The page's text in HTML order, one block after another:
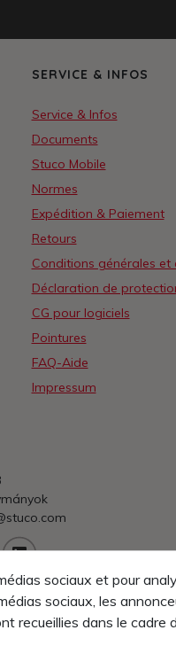
SERVICE & INFOS
Service & Infos
Documents
Stuco Mobile
Normes
Expédition & Paiement
Retours
Conditions générales
Déclaration de
CG pour logiciels
Pointures
FAQ-Aide
Impressum
sociaux et pour
sociaux, les
dans le